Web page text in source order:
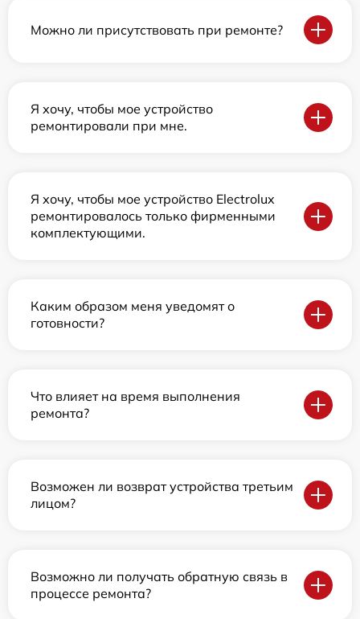
Можно ли присутствовать при ремонте?
Я хочу, чтобы мое устройство
ремонтировали при мне.
Я хочу, чтобы мое устройство Electrolux
ремонтировалось только фирменными
комплектующими.
Каким образом меня уведомят о
готовности?
Что влияет на время выполнения
ремонта?
Возможен ли возврат устройства третьим
лицом?
Возможно ли получать обратную связь в
процессе ремонта?